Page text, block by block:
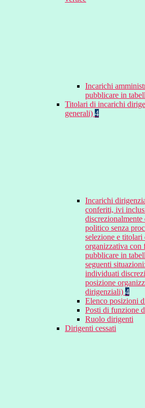
Incarichi
pubblicare in
Titolari di incarichi
generali) 4
Incarichi
conferiti, ivi
politico senza
selezione e
organizzativa con
pubblicare in
seguenti
individuati
posizione
dirigenziali) 4
Elenco posizioni
Posti di funzione
Ruolo dirigenti
Dirigenti cessati